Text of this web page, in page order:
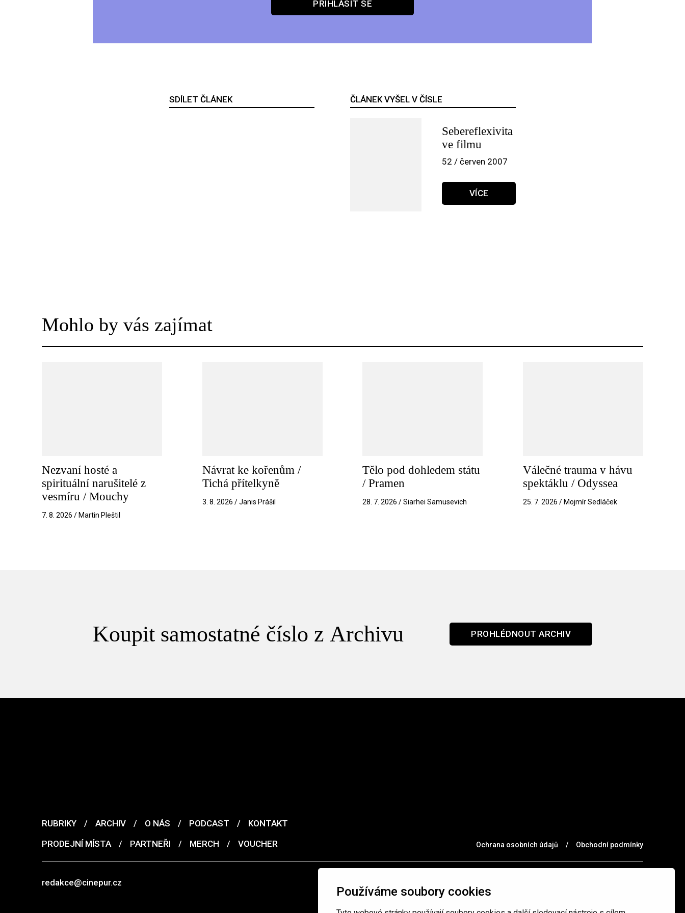
Používáme soubory cookies
PŘIHLÁSIT SE
SDÍLET ČLÁNEK ČLÁNEK VYŠEL V ČÍSLE
Sebereflexivita
ve filmu
52 / červen 2007
VÍCE
Mohlo by vás zajímat
Nezvaní hosté a
spirituální narušitelé z
vesmíru / Mouchy
7. 8. 2026 / Martin Pleštil
Návrat ke kořenům /
Tichá přítelkyně
3. 8. 2026 / Janis Prášil
Tělo pod dohledem státu
/ Pramen
28. 7. 2026 / Siarhei Samusevich
Válečné trauma v hávu
spektáklu / Odyssea
25. 7. 2026 / Mojmír Sedláček
Koupit samostatné číslo z Archivu PROHLÉDNOUT ARCHIV
RUBRIKY / ARCHIV / O NÁS / PODCAST /
KONTAKT
PRODEJNÍ MÍSTA
/ PARTNEŘI / MERCH / VOUCHER Ochrana osobních údajů / Obchodní podmínky
redakce@cinepur.cz